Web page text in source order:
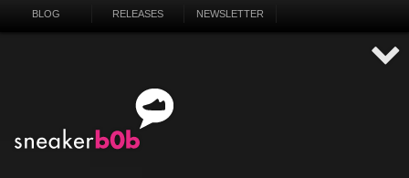
BLOG RELEASES NEWSLETTER